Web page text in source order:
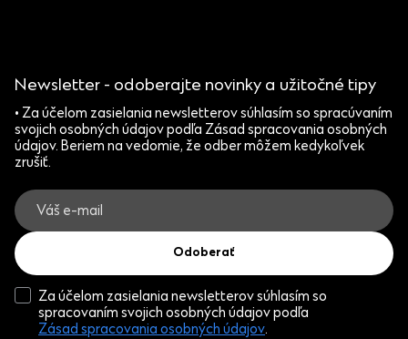
Newsletter - odoberajte novinky a užitočné tipy
• Za účelom zasielania newsletterov súhlasím so spracúvaním
svojich osobných údajov podľa Zásad spracovania osobných
údajov. Beriem na vedomie, že odber môžem kedykoľvek
zrušiť.
Odoberať
Za účelom zasielania newsletterov súhlasím so
spracovaním svojich osobných údajov podľa
Zásad spracovania osobných údajov.